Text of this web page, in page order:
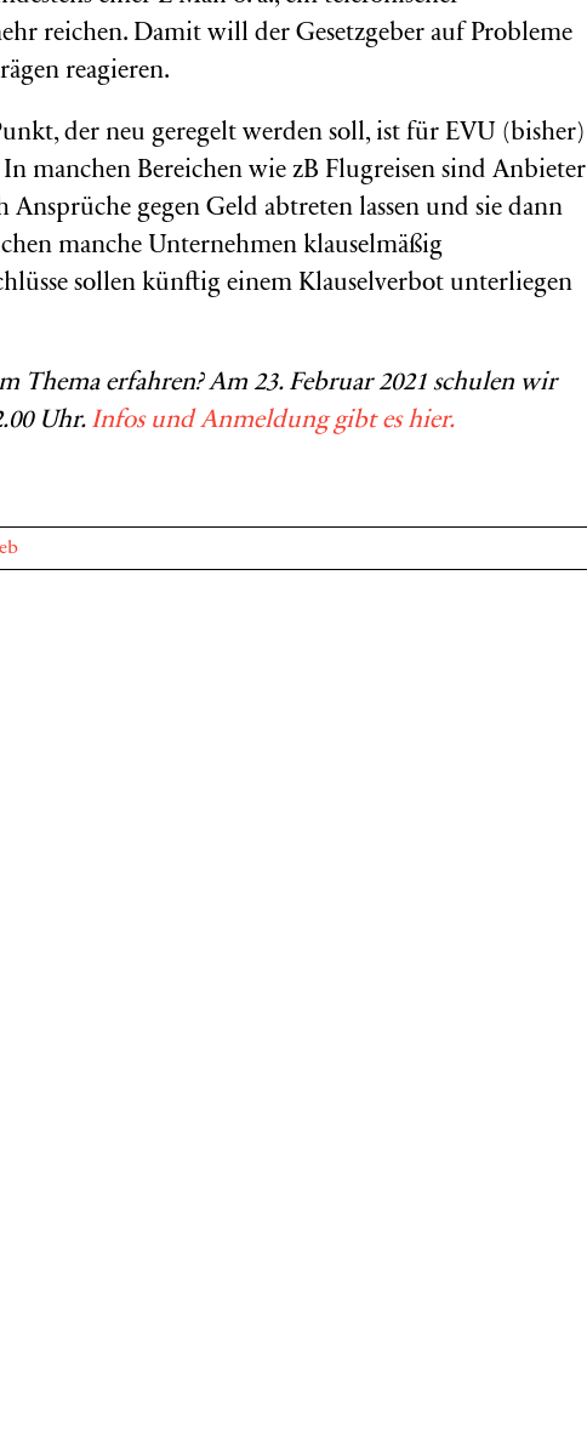
reichen. Damit will der Gesetzgeber auf Probleme
reagieren.
der neu geregelt werden soll, ist für EVU (bisher)
manchen Bereichen wie zB Flugreisen sind Anbieter
Ansprüche gegen Geld abtreten lassen und sie dann
manche Unternehmen klauselmäßig
sollen künftig einem Klauselverbot unterliegen
Thema erfahren? Am 23. Februar 2021 schulen wir
Uhr. Infos und Anmeldung gibt es hier.